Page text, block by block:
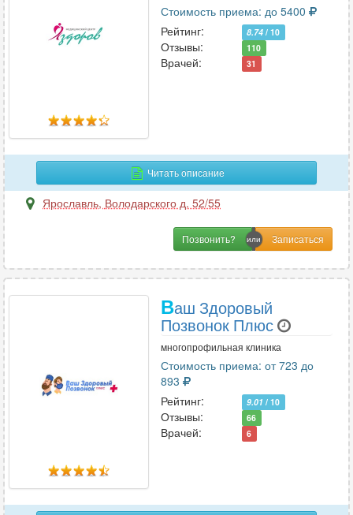
Стоимость приема: до 5400
Рейтинг:
8.74 / 10
Отзывы: 110
Врачей: 31
Читать описание
Ярославль, Володарского д. 52/55
Позвонить?
Ваш Здоровый
Позвонок Плюс
многопрофильная клиника
Стоимость приема: от 723 до
893
Рейтинг:
9.01 / 10
Отзывы: 66
Врачей: 6